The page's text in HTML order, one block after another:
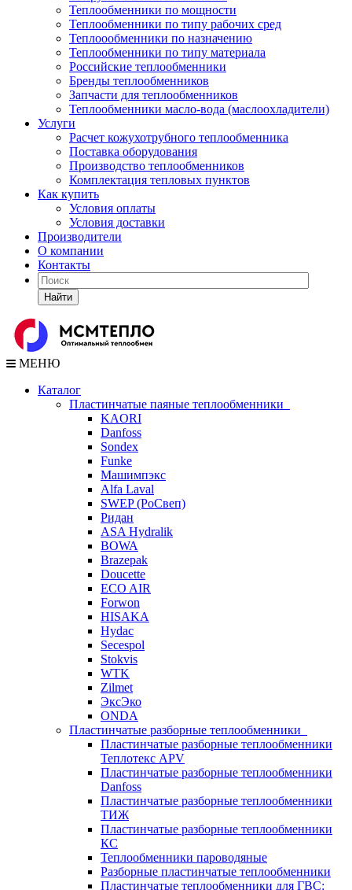
Теплообменники по мощности
Теплообменники по типу рабочих сред
Теплоообменники по назначению
Теплообменники по типу материала
Российские теплообменники
Бренды теплообменников
Запчасти для теплообменников
Теплообменники масло-вода (маслоохладители)
Услуги
Расчет кожухотрубного теплообменника
Поставка оборудования
Производство теплообменников
Комплектация тепловых пунктов
Как купить
Условия оплаты
Условия доставки
Производители
О компании
Контакты
Найти
МЕНЮ
Каталог
Пластинчатые паяные теплообменники
KAORI
Danfoss
Sondex
Funke
Машимпэкс
Alfa Laval
SWEP (РоСвеп)
Ридан
ASA Hydralik
BOWA
Brazepak
Doucette
ECO AIR
Forwon
HISAKA
Hydac
Secespol
Stokvis
WTK
Zilmet
ЭксЭко
ONDA
Пластинчатые разборные теплообменники
Пластинчатые разборные теплообменники
Теплотекс APV
Пластинчатые разборные теплообменники
Danfoss
Пластинчатые разборные теплообменники
ТИЖ
Пластинчатые разборные теплообменники
КC
Теплообменники пароводяные
Разборные пластинчатые теплообменники
Пластинчатые теплообменники для ГВС: